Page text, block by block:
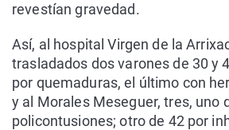
revestían gravedad.
Así, al hospital Virgen de la
trasladados dos varones de 30 y
por quemaduras, el último con
y al Morales Meseguer, tres, uno
policontusiones; otro de 42 por